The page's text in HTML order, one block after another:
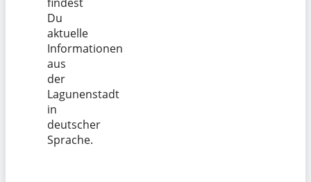
Du
aktuelle
Informationen
aus
der
Lagunenstadt
in
deutscher
Sprache.